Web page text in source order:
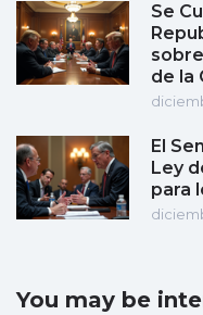
Se
de la
El
Ley
para
You may be